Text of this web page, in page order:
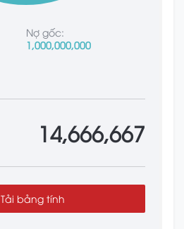
Nợ gốc:
1,000,000,000
14,666,667
Tải bảng tính